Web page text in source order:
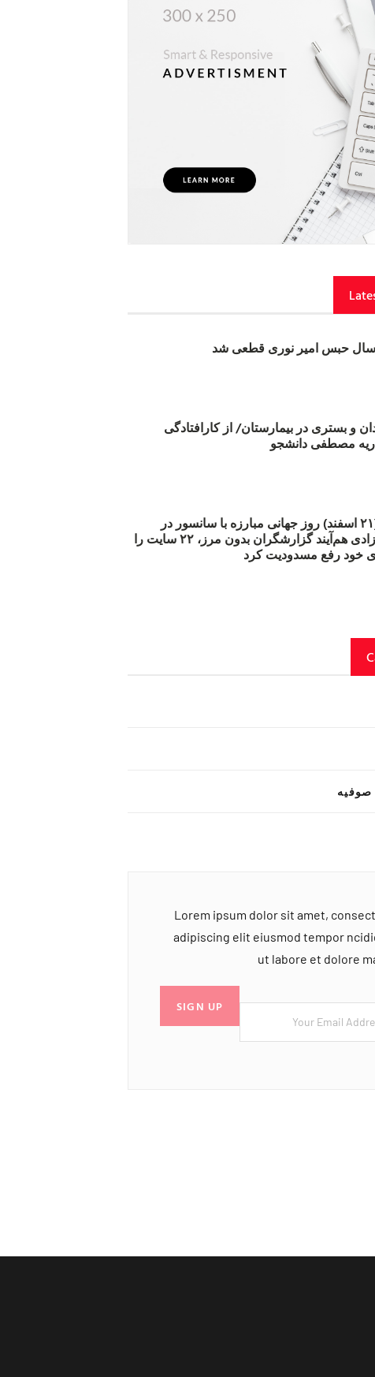
حبس امیر نوری قطعی شد
و بستری در بیمارستان/ از کارافتادگی
۱۲ مارس (۲۱ اسفند) روز جهانی مبارزه با سانسور در
اینترنت: #آزادی هم‌آیند گزارشگران‌ بدون مرز، ۲۲ سایت را
خود رفع مسدودیت کرد
Lorem ipsum dolor sit amet,
adipiscing elit eiusmod tempor
ut labore et dolore
SIGN UP